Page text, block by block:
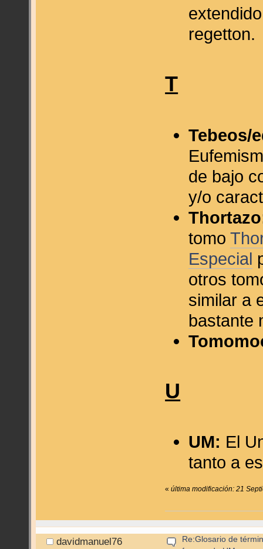
regetton.
T
Tebeos/
de bajo
y/o
tomo
Especial
otros
similar a
bastante
U
UM: El
tanto a
«última modificación: 21
davidmanuel76
Re:Glosario de